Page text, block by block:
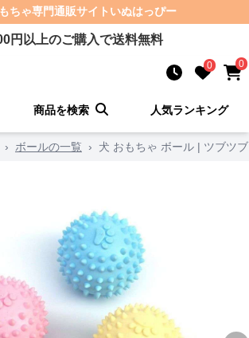
ちゃ専門通販サイト いぬはっぴー
円以上のご購入で送料無料
0 0
商品を検索 人気ランキング
› ボールの一覧 › 犬 おもちゃ ボール | ツブツ